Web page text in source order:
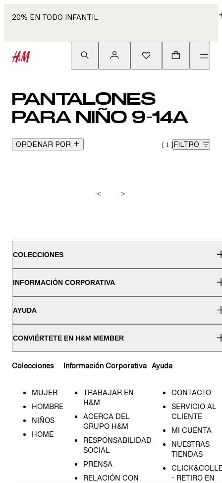
20% EN TODO INFANTIL
PANTALONES
PARA NIÑO 9-14A
ORDENAR POR 1 FILTRO
< >
COLECCIONES
INFORMACIÓN CORPORATIVA
AYUDA
CONVIÉRTETE EN H&M MEMBER
Colecciones
MUJER
HOMBRE
NIÑOS
HOME
Información Corporativa
TRABAJAR EN
H&M
ACERCA DEL
GRUPO H&M
RESPONSABILIDAD
SOCIAL
PRENSA
RELACIÓN CON
Ayuda
CONTACTO
SERVICIO AL
CLIENTE
MI CUENTA
NUESTRAS
TIENDAS
- RETIRO EN